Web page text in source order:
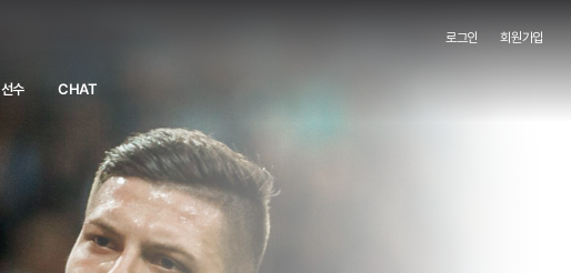
선수 CHAT
로그인 회원가입